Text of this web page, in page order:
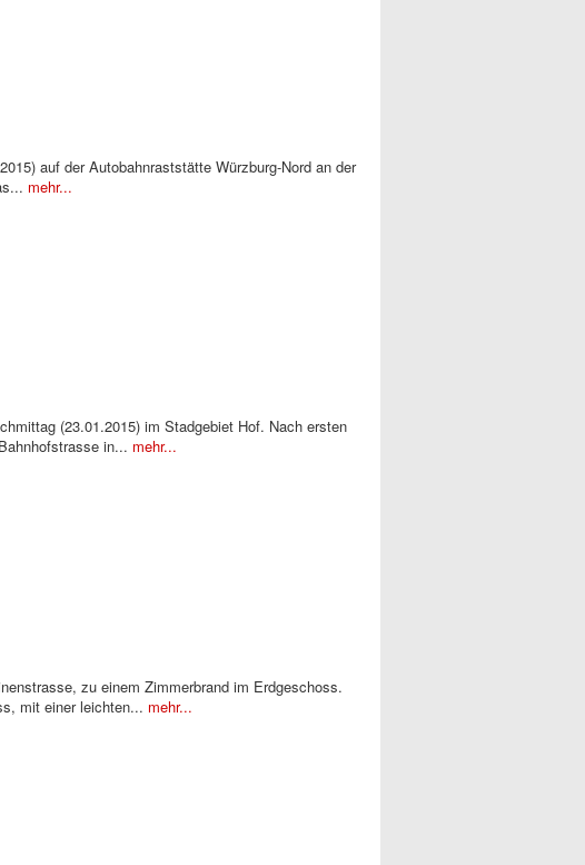
auf der Autobahnraststätte Würzburg-Nord an der
mehr...
(23.01.2015) im Stadgebiet Hof. Nach ersten
in... mehr...
zu einem Zimmerbrand im Erdgeschoss.
mit einer leichten... mehr...